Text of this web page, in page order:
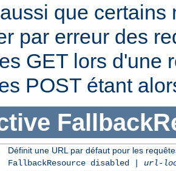
que certains
par erreur des
GET lors d'une
POST étant
Définit une URL par défaut pour les
FallbackResource disabled | url-